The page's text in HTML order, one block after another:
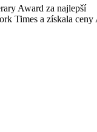
Award za najlepší
Times a získala ceny